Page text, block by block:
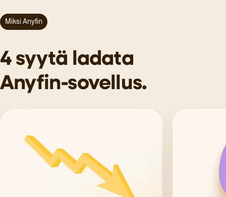
Miksi Anyfin
4 syytä ladata
Anyfin-sovellus.